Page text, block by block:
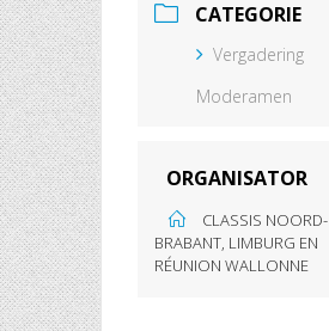
CATEGORIE
Vergadering
Moderamen
ORGANISATOR
CLASSIS NOORD-
BRABANT, LIMBURG EN
RÉUNION WALLONNE